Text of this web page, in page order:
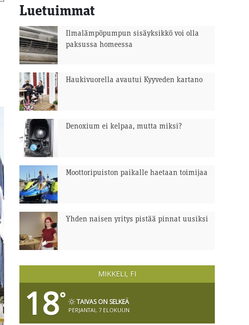
Luetuimmat
Ilmalämpöpumpun sisäyksikkö voi olla
paksussa homeessa
Haukivuorella avautui Kyyveden kartano
Denoxium ei kelpaa, mutta miksi?
Moottoripuiston paikalle haetaan toimijaa
Yhden naisen yritys pistää pinnat uusiksi
MIKKELI, FI
18° TAIVAS ON SELKEÄ
PERJANTAI, 7 ELOKUUN